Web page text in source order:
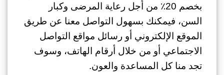
بخصم 20٪
من أجل رعاية المرضى وكبار
السن، فيمكنك بسهول التواصل معنا عن طريق
الموقع الإلكتروني أو رسائل مواقع التواصل
الاجتماعي أو من خلال أرقام الهاتف، وسوف
تجد منا كل المساعدة والعون.